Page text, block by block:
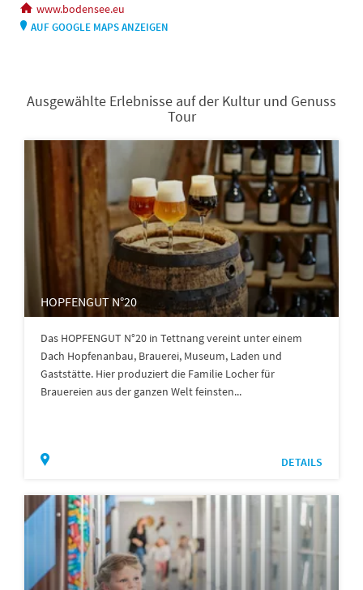
www.bodensee.eu
AUF GOOGLE MAPS ANZEIGEN
Ausgewählte Erlebnisse auf der Kultur und Genuss
Tour
HOPFENGUT N°20
Das HOPFENGUT N°20 in Tettnang vereint unter einem
Dach Hopfenanbau, Brauerei, Museum, Laden und
Gaststätte. Hier produziert die Familie Locher für
Brauereien aus der ganzen Welt feinsten...
DETAILS